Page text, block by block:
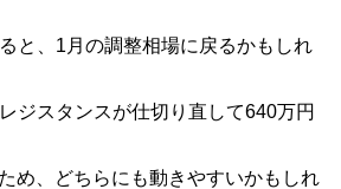
と、1月の調整相場に戻るかもしれ
ジスタンスが仕切り直して640万円
め、どちらにも動きやすいかもしれ